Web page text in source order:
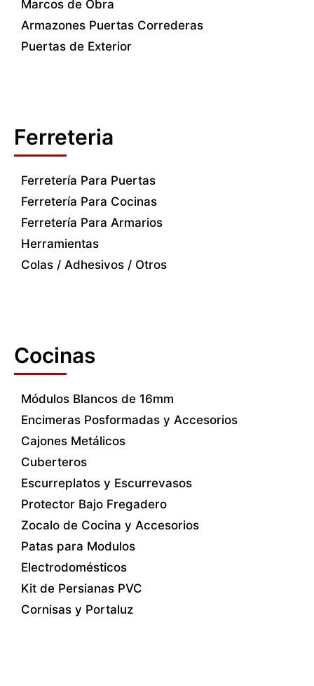
Marcos de Obra
Armazones Puertas Correderas
Puertas de Exterior
Ferreteria
Ferretería Para Puertas
Ferretería Para Cocinas
Ferretería Para Armarios
Herramientas
Colas / Adhesivos / Otros
Cocinas
Módulos Blancos de 16mm
Encimeras Posformadas y Accesorios
Cajones Metálicos
Cuberteros
Escurreplatos y Escurrevasos
Protector Bajo Fregadero
Zocalo de Cocina y Accesorios
Patas para Modulos
Electrodomésticos
Kit de Persianas PVC
Cornisas y Portaluz